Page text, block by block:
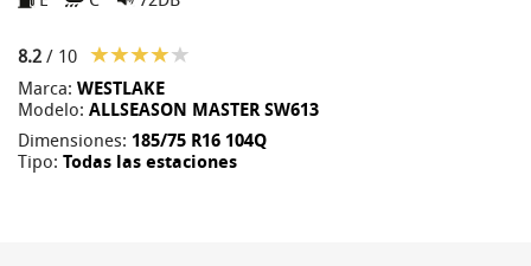
8.2 / 10
Marca: WESTLAKE
Modelo: ALLSEASON MASTER SW613
Dimensiones: 185/75 R16 104Q
Tipo: Todas las estaciones